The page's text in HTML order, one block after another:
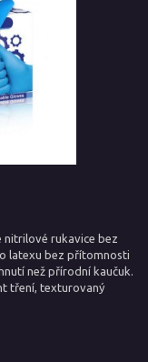
rukavice bez
latexu bez přítomnosti
než přírodní kaučuk.
tření, texturovaný